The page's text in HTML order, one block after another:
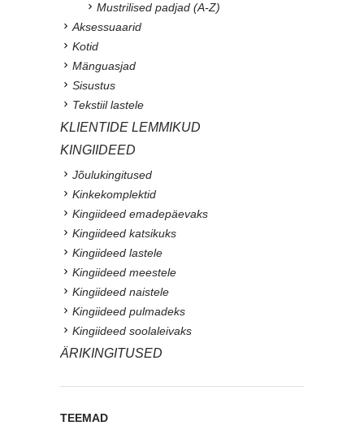
Mustrilised padjad (A-Z)
Aksessuaarid
Kotid
Mänguasjad
Sisustus
Tekstiil lastele
KLIENTIDE LEMMIKUD
KINGIIDEED
Jõulukingitused
Kinkekomplektid
Kingiideed emadepäevaks
Kingiideed katsikuks
Kingiideed lastele
Kingiideed meestele
Kingiideed naistele
Kingiideed pulmadeks
Kingiideed soolaleivaks
ÄRIKINGITUSED
TEEMAD